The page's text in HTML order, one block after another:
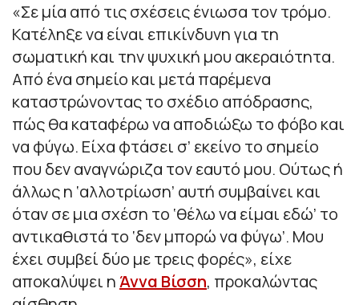
«Σε μία από τις σχέσεις ένιωσα τον τρόμο.
Κατέληξε να είναι επικίνδυνη για τη
σωματική και την ψυχική μου ακεραιότητα.
Από ένα σημείο και μετά παρέμενα
καταστρώνοντας το σχέδιο απόδρασης,
πώς θα καταφέρω να αποδιώξω το φόβο και
να φύγω. Είχα φτάσει σ’ εκείνο το σημείο
που δεν αναγνώριζα τον εαυτό μου. Ούτως ή
άλλως η ‘αλλοτρίωση’ αυτή συμβαίνει και
όταν σε μια σχέση το ‘θέλω να είμαι εδώ’ το
αντικαθιστά το ‘δεν μπορώ να φύγω’. Μου
έχει συμβεί δύο με τρεις φορές», είχε
αποκαλύψει ηΆννα Βίσση, προκαλώντας